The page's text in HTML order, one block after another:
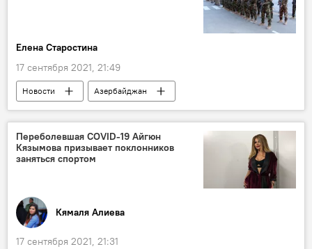
Елена Старостина
17 сентября 2021, 21:49
Новости
Азербайджан
Новости мира
ЖИЗНЬ
Политика
Спецназ
Турция
учения
Переболевшая COVID-19 Айгюн
Кязымова призывает поклонников
заняться спортом
Кямаля Алиева
17 сентября 2021, 21:31